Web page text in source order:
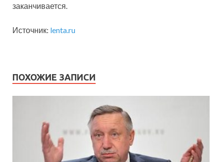
заканчивается.
Источник: lenta.ru
ПОХОЖИЕ ЗАПИСИ